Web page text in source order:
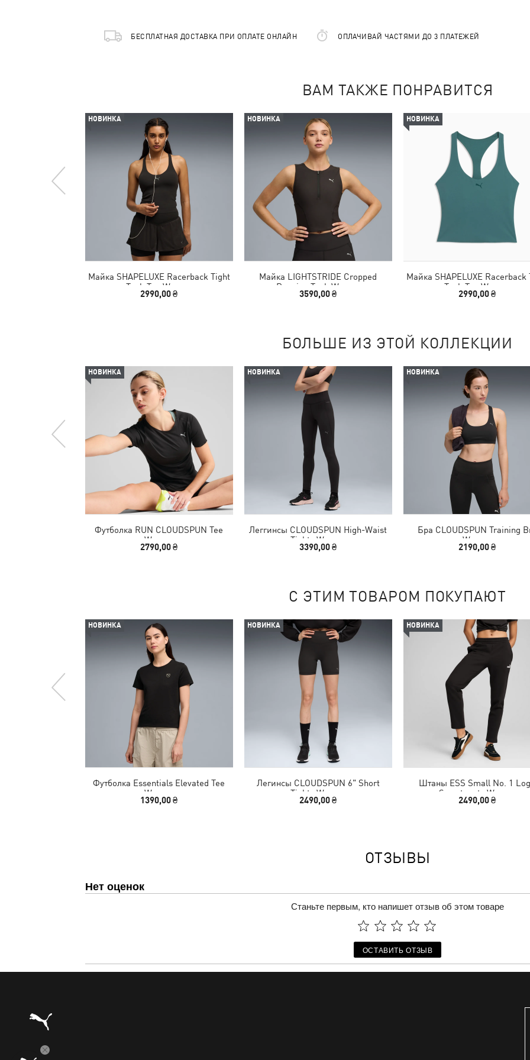
БЕСПЛАТНАЯ ДОСТАВКА ПРИ ОПЛАТЕ ОНЛАЙН ОПЛАЧИВАЙ ЧАСТЯМИ ДО 3 ПЛАТЕЖЕЙ
ВАМ ТАКЖЕ ПОНРАВИТСЯ
НОВИНКА
Майка SHAPELUXE Racerback Tight
Tank Top Women
2990,00 ₴
НОВИНКА
Майка LIGHTSTRIDE Cropped
Running Tank Women
3590,00 ₴
НОВИНКА
Майка SHAPELUXE Racerback
Tank Top Women
2990,00 ₴
БОЛЬШЕ ИЗ ЭТОЙ КОЛЛЕКЦИИ
НОВИНКА
Футболка RUN CLOUDSPUN Tee
Women
2790,00 ₴
НОВИНКА
Леггинсы CLOUDSPUN High-Waist
Tights Women
3390,00 ₴
НОВИНКА
Бра CLOUDSPUN Training
Women
2190,00 ₴
С ЭТИМ ТОВАРОМ ПОКУПАЮТ
НОВИНКА
Футболка Essentials Elevated Tee
Women
1390,00 ₴
НОВИНКА
Легинсы CLOUDSPUN 6" Short
Tights Women
2490,00 ₴
НОВИНКА
Штаны ESS Small No. 1
Sweatpants Women
2490,00 ₴
ОТЗЫВЫ
Нет оценок
Станьте первым, кто напишет отзыв об этом товаре
ОСТАВИТЬ ОТЗЫВ